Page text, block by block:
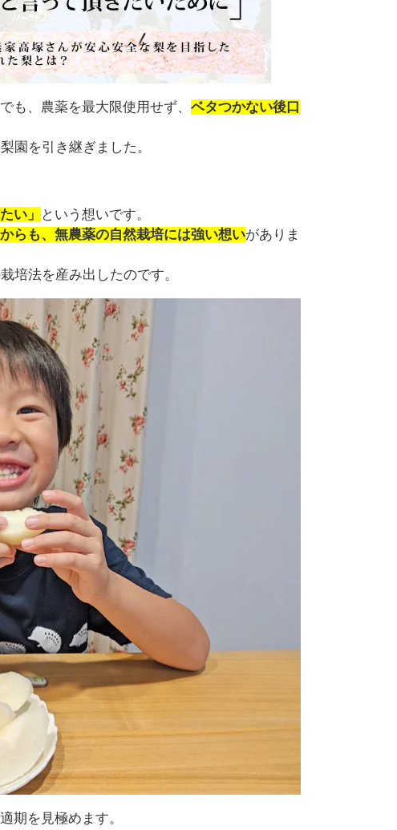
も、農薬を最大限使用せず、ベタつかない後口
園を引き継ぎました。
い」
という想いです。
らも、無農薬の自然栽培には強い想いがありま
培法を産み出したのです。
期を見極めます。